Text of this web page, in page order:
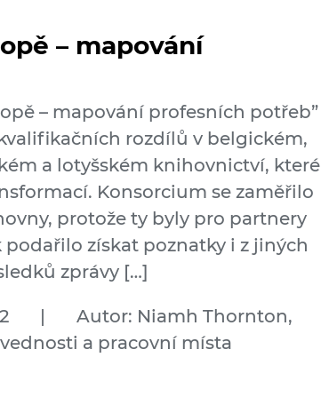
– mapování
– mapování profesních potřeb”
rozdílů v belgickém,
a lotyšském knihovnictví, které
Konsorcium se zaměřilo
protože ty byly pro partnery
získat poznatky i z jiných
zprávy […]
|
Autor: Niamh Thornton,
a pracovní místa